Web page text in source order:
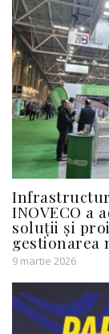
INOVECO a
soluții și
gestionarea
9 martie 2026